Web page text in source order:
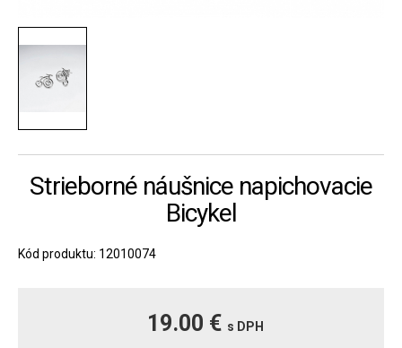
Strieborné náušnice napichovacie
Bicykel
Kód produktu: 12010074
19.00 € s DPH